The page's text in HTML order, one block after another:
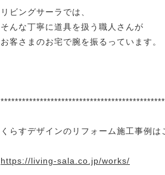
リビングサーラでは、
そんな丁寧に道具を扱う職人さんが
お客さまのお宅で腕を振るっています。
くらすデザインのリフォーム施工事例は
https://living-sala.co.jp/works/